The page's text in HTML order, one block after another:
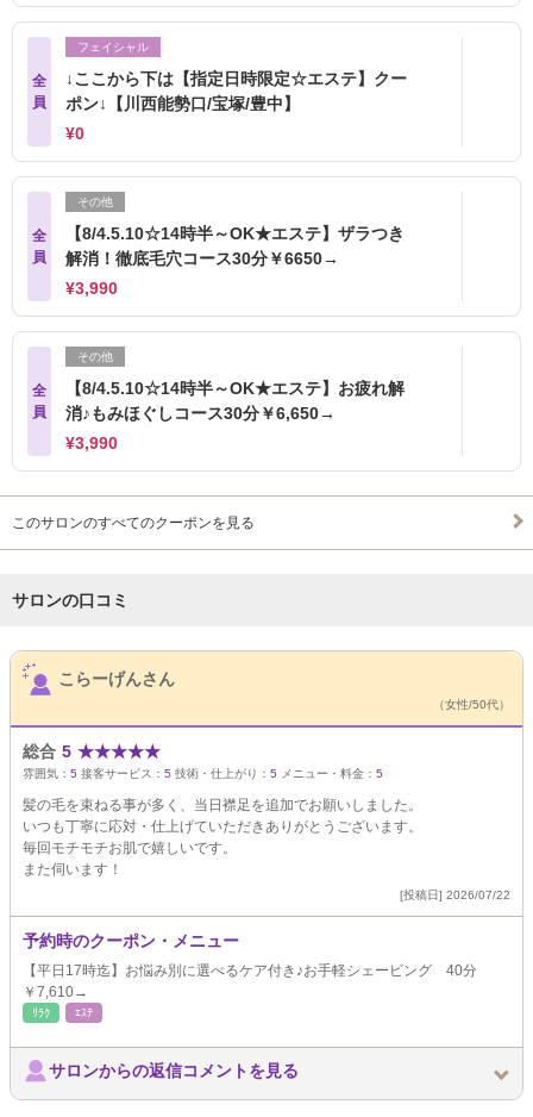
全
員
フェイシャル
↓ここから下は【指定日時限定☆エステ】クー
ポン↓【川西能勢口/宝塚/豊中】
¥0
全
員
その他
【8/4.5.10☆14時半～OK★エステ】ザラつき
解消！徹底毛穴コース30分￥6650→
¥3,990
全
員
その他
【8/4.5.10☆14時半～OK★エステ】お疲れ解
消♪もみほぐしコース30分￥6,650→
¥3,990
このサロンのすべてのクーポンを見る
サロンの口コミ
サロンPick Up
こらーげんさん
（女性/50代）
総合 5 ★★★★★
雰囲気： 5 接客サービス： 5 技術・仕上がり： 5 メニュー・料金： 5
髪の毛を束ねる事が多く、当日襟足を追加でお願いしました。
いつも丁寧に応対・仕上げていただきありがとうございます。
毎回モチモチお肌で嬉しいです。
また伺います！
[投稿日] 2026/07/22
予約時のクーポン・メニュー
【平日17時迄】お悩み別に選べるケア付き♪お手軽シェービング 40分
￥7,610→
ﾘﾗｸ ｴｽﾃ
サロンからの返信コメントを見る